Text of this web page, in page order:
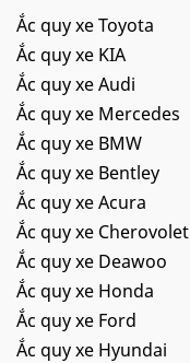
Ắc quy xe Toyota
Ắc quy xe KIA
Ắc quy xe Audi
Ắc quy xe Mercedes
Ắc quy xe BMW
Ắc quy xe Bentley
Ắc quy xe Acura
Ắc quy xe Cherovolet
Ắc quy xe Deawoo
Ắc quy xe Honda
Ắc quy xe Ford
Ắc quy xe Hyundai